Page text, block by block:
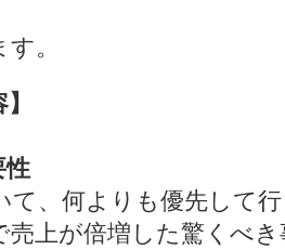
。
性
、何よりも優先して
上が倍増した驚くべき